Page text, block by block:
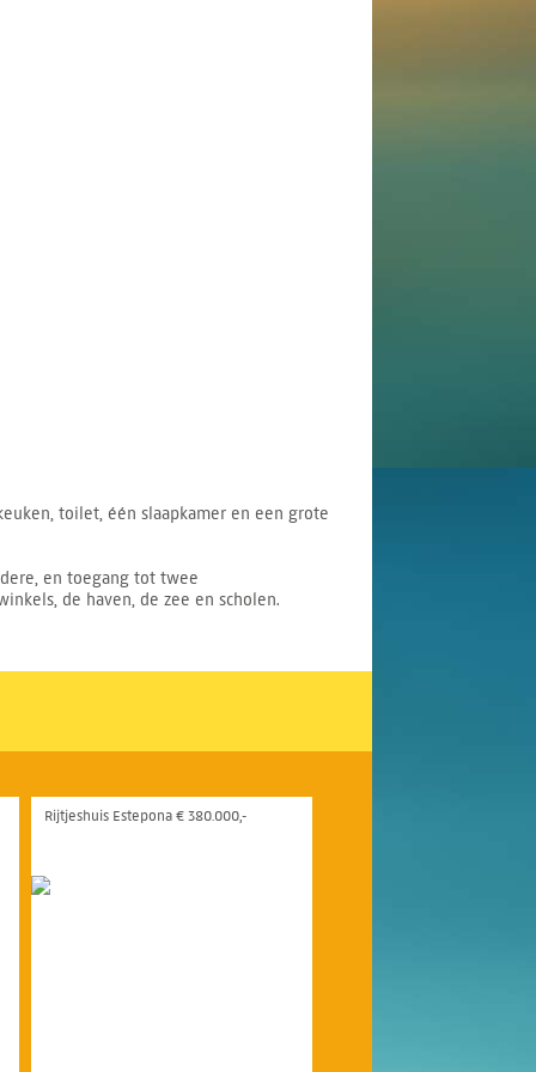
toilet, één slaapkamer en een grote
en toegang tot twee
de haven, de zee en scholen.
Rijtjeshuis Estepona € 380.000,-